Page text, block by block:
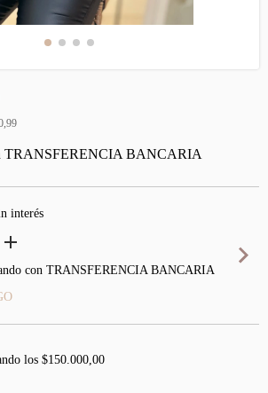
TRANSFERENCIA BANCARIA
interés
con TRANSFERENCIA BANCARIA
los $150.000,00